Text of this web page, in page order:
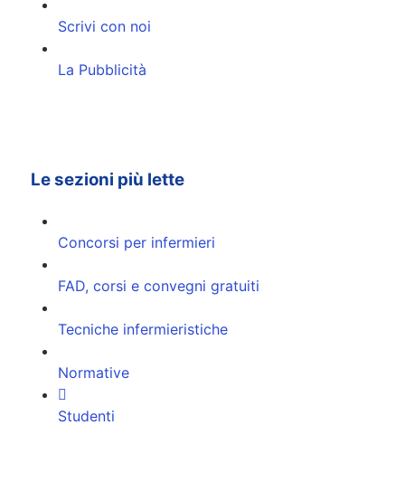
Scrivi con noi
La Pubblicità
Le sezioni più lette
Concorsi per infermieri
FAD, corsi e convegni gratuiti
Tecniche infermieristiche
Normative
Studenti